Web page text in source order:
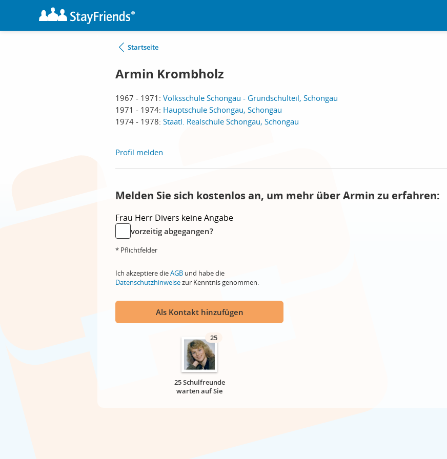
Startseite
Armin Krombholz
1967 - 1971: Volksschule Schongau - Grundschulteil, Schongau
1971 - 1974: Hauptschule Schongau, Schongau
1974 - 1978: Staatl. Realschule Schongau, Schongau
Profil melden
Melden Sie sich kostenlos an, um mehr über Armin zu erfahren:
Frau Herr Divers keine Angabe
vorzeitig abgegangen?
* Pflichtfelder
Ich akzeptiere dieAGB und habe die
Datenschutzhinweisezur Kenntnis genommen.
Als Kontakt hinzufügen
25
25 Schulfreunde
warten auf Sie